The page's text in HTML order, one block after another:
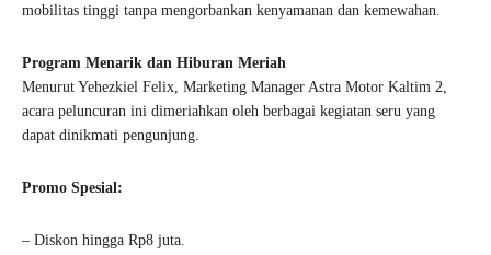
mobilitas tinggi tanpa mengorbankan kenyamanan dan kemewahan.
Program Menarik dan Hiburan Meriah
Menurut Yehezkiel Felix, Marketing Manager Astra Motor Kaltim 2,
acara peluncuran ini dimeriahkan oleh berbagai kegiatan seru yang
dapat dinikmati pengunjung.
Promo Spesial:
– Diskon hingga Rp8 juta.